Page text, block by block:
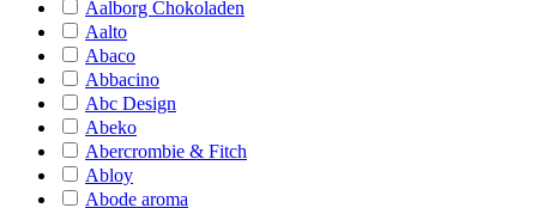
Aalborg Chokoladen
Aalto
Abaco
Abbacino
Abc Design
Abeko
Abercrombie & Fitch
Abloy
Abode aroma